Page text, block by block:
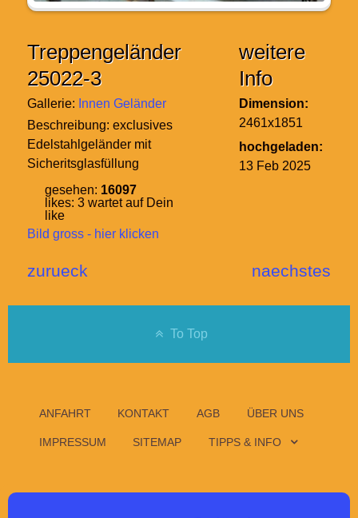
Treppengeländer
25022-3
Gallerie: Innen Geländer
Beschreibung: exclusives
Edelstahlgeländer mit
Sicheritsglasfüllung
gesehen: 16097
likes: 3 wartet auf Dein
like
Bild gross - hier klicken
weitere
Info
Dimension:
2461x1851
hochgeladen:
13 Feb 2025
zurueck naechstes
To Top
ANFAHRT KONTAKT AGB ÜBER UNS
IMPRESSUM SITEMAP TIPPS & INFO